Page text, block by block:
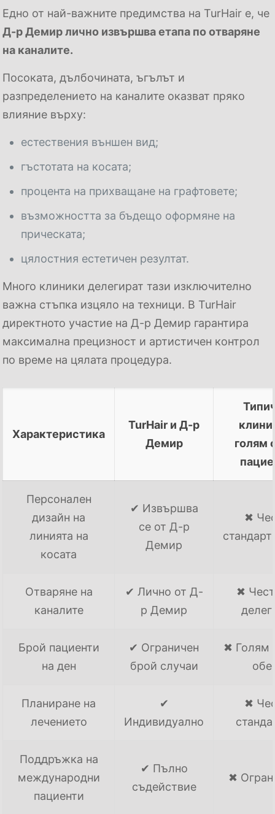
Едно от най-важните предимства на TurHair е, че
Д-р Демир лично извършва етапа по отваряне
на каналите.
Посоката, дълбочината, ъгълът и
разпределението на каналите оказват пряко
влияние върху:
естествения външен вид;
гъстотата на косата;
процента на прихващане на графтовете;
възможността за бъдещо оформяне на
прическата;
цялостния естетичен резултат.
Много клиники делегират тази изключително
важна стъпка изцяло на техници. В TurHair
директното участие на Д-р Демир гарантира
максимална прецизност и артистичен контрол
по време на цялата процедура.
Характеристика
TurHair и Д-р
Демир
голям
Персонален
дизайн на
линията на
косата
✔ Извършва
се от Д-р
Демир
✖
Отваряне на
каналите
✔ Лично от Д-
р Демир
✖
Брой пациенти
на ден
✔ Ограничен
брой случаи
✖ Голям
Планиране на
лечението
✔
Индивидуално
✖
Поддръжка на
международни
пациенти
✔ Пълно
съдействие
✖